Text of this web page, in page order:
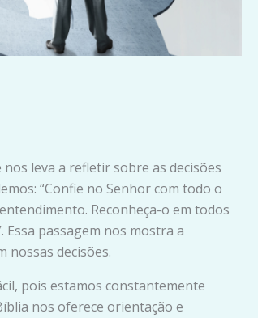
leva a refletir sobre as decisões
“Confie no Senhor com todo o
Reconheça-o em todos
Essa passagem nos mostra a
nossas decisões.
pois estamos constantemente
nos oferece orientação e